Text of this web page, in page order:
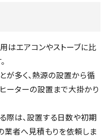
はエアコンやストーブに比
多く、熱源の設置から循
ーターの設置まで大掛かり
際は、設置する日数や初期
業者へ見積もりを依頼しま